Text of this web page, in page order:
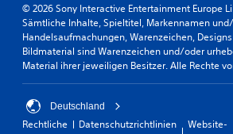
© 2026 Sony Interactive Entertainment Europe
Sämtliche Inhalte, Spieltitel, Markennamen
Handelsaufmachungen, Warenzeichen,
Bildmaterial sind Warenzeichen und/oder
Material ihrer jeweiligen Besitzer. Alle Rechte
Deutschland
Rechtliche
Datenschutzrichtlinien
Website-